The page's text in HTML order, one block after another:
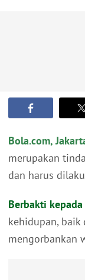
Bola.com,
merupakan
dan harus
Berbakti
kehidupan, baik
mengorbankan